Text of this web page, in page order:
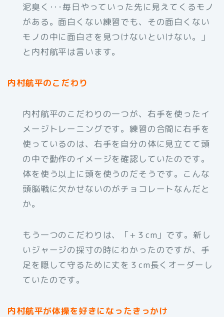
泥臭く･･･毎日やっていった先に見えてくるモノ
がある。面白くない練習でも、その面白くない
モノの中に面白さを見つけないといけない。」
と内村航平は言います。
内村航平のこだわり
内村航平のこだわりの一つが、右手を使ったイ
メージトレーニングです。練習の合間に右手を
使っているのは、右手を自分の体に見立てて頭
の中で動作のイメージを確認していたのです。
体を使う以上に頭を使うのだそうです。こんな
頭脳戦に欠かせないのがチョコレートなんだと
か。
もう一つのこだわりは、「+３cm」です。新し
いジャージの採寸の時にわかったのですが、手
足を隠して守るために丈を３cm長くオーダーし
ていたのです。
内村航平が体操を好きになったきっかけ